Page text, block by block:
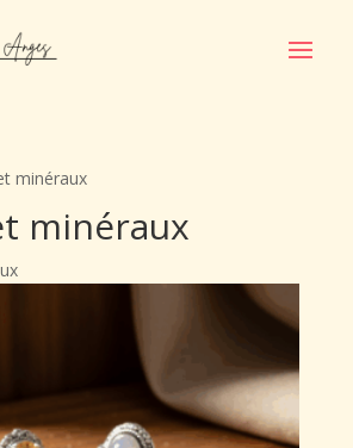
minéraux
minéraux